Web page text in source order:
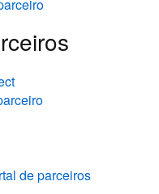
de parceiros